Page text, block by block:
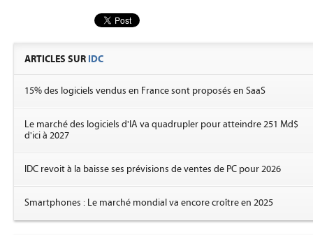
ARTICLES SUR IDC
15% des logiciels vendus en France sont proposés en SaaS
Le marché des logiciels d'IA va quadrupler pour atteindre 251 Md$
d'ici à 2027
IDC revoit à la baisse ses prévisions de ventes de PC pour 2026
Smartphones : Le marché mondial va encore croître en 2025